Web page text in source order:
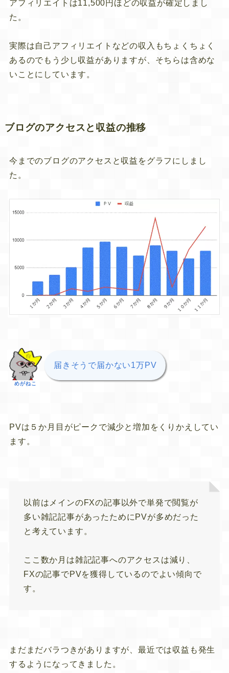
アフィリエイトは11,500円ほどの収益が確定しまし
た。
実際は自己アフィリエイトなどの収入もちょくちょく
あるのでもう少し収益がありますが、そちらは含めな
いことにしています。
ブログのアクセスと収益の推移
今までのブログのアクセスと収益をグラフにしまし
た。
めがねこ
届きそうで届かない1万PV
PVは５か月目がピークで減少と増加をくりかえしてい
ます。
以前はメインのFXの記事以外で単発で閲覧が
多い雑記記事があったためにPVが多めだった
と考えています。
ここ数か月は雑記記事へのアクセスは減り、
FXの記事でPVを獲得しているのでよい傾向で
す。
まだまだバラつきがありますが、最近では収益も発生
するようになってきました。